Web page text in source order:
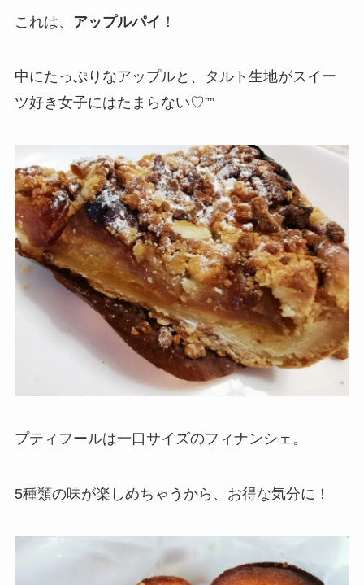
これは、 アップルパイ ！
中にたっぷりなアップルと、タルト生地がスイー
ツ好き女子にはたまらない♡””
プティフールは一口サイズのフィナンシェ。
5種類の味が楽しめちゃうから、お得な気分に！